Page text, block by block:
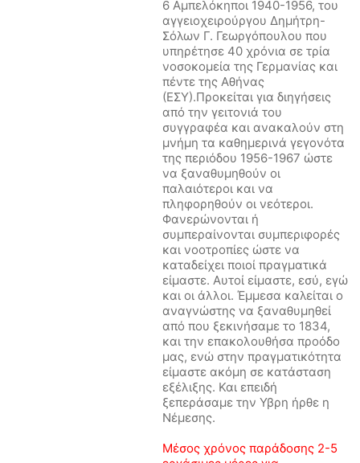
6 Αμπελόκηποι 1940-1956, του
αγγειοχειρούργου Δημήτρη-
Σόλων Γ. Γεωργόπουλου που
υπηρέτησε 40 χρόνια σε τρία
νοσοκομεία της Γερμανίας και
πέντε της Αθήνας
(ΕΣΥ).Προκείται για διηγήσεις
από την γειτονιά του
συγγραφέα και ανακαλούν στη
μνήμη τα καθημερινά γεγονότα
της περιόδου 1956-1967 ώστε
να ξαναθυμηθούν οι
παλαιότεροι και να
πληφορηθούν οι νεότεροι.
Φανερώνονται ή
συμπεραίνονται συμπεριφορές
και νοοτροπίες ώστε να
καταδείχει ποιοί πραγματικά
είμαστε. Αυτοί είμαστε, εσύ, εγώ
και οι άλλοι. Έμμεσα καλείται ο
αναγνώστης να ξαναθυμηθεί
από που ξεκινήσαμε το 1834,
και την επακολουθήσα προόδο
μας, ενώ στην πραγματικότητα
είμαστε ακόμη σε κατάσταση
εξέλιξης. Και επειδή
ξεπεράσαμε την Υβρη ήρθε η
Νέμεσης.
Μέσος χρόνος παράδοσης 2-5